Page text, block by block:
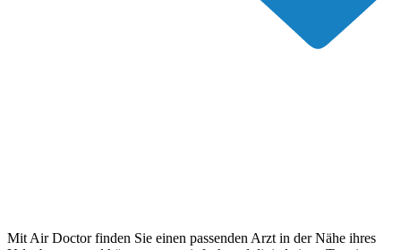
Mit Air Doctor finden Sie einen passenden Arzt in der Nähe ihres